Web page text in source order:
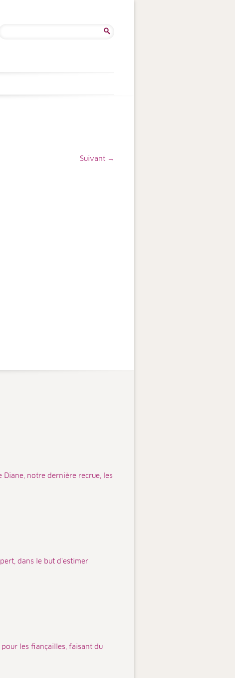
Suivant →
notre dernière recrue, les
dans le but d'estimer
les fiançailles, faisant du